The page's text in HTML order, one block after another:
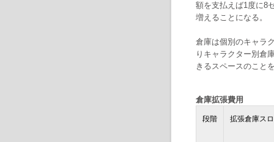
額を支払えば1度に8
増えることになる。
倉庫は個別のキャラ
りキャラクター別倉
きるスペースのこと
倉庫拡張費用
段階 拡張倉庫ス